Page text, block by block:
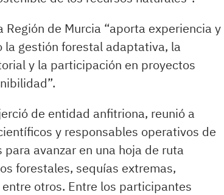
de Murcia “aporta experiencia y
gestión forestal adaptativa, la
y la participación en proyectos
de entidad anfitriona, reunió a
y responsables operativos de
avanzar en una hoja de ruta
forestales, sequías extremas,
otros. Entre los participantes